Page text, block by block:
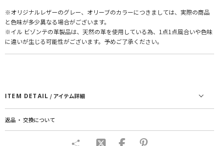
※オリジナルレザーのグレー、オリーブのカラーにつきましては、実際の商品
と色味が多少異なる場合がございます。
※イル ビゾンテの革製品は、天然の革を使用している為、1点1点風合いや色味
に違いが生じる可能性がございます。予めご了承ください。
ITEM DETAIL / アイテム詳細
返品 ・ 交換について